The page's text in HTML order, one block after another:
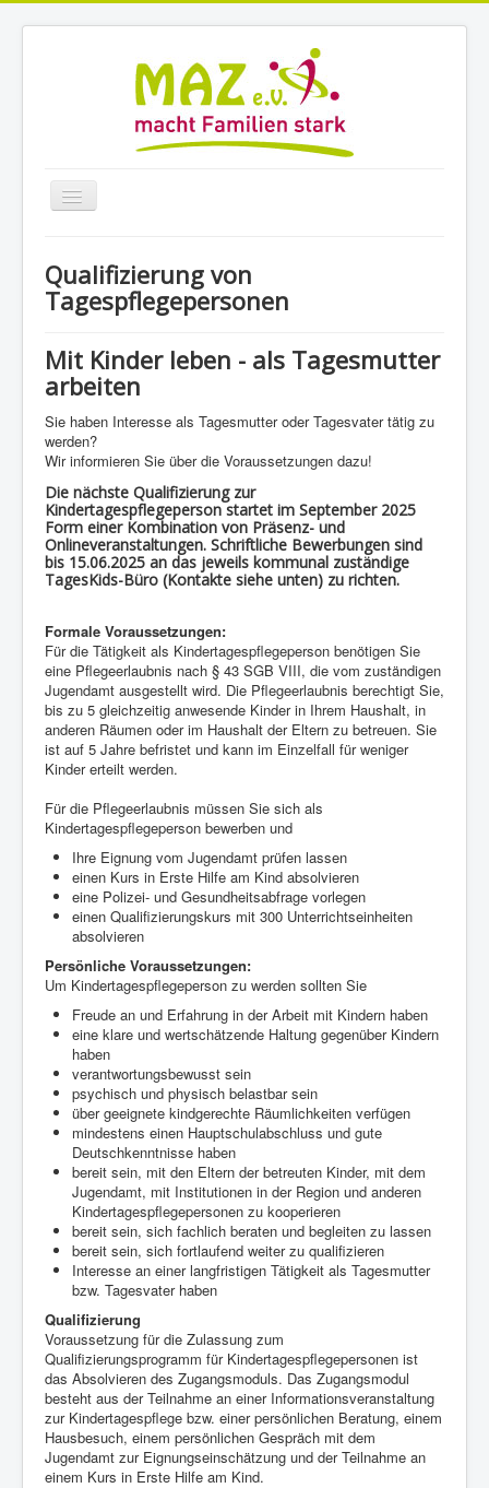
Navigation
an/aus
MiniMAZ
Angebote
Beratung
Veranstaltungen
Stellen
Links & Download
Impressum
Kalender
Offene Treffs
Qualifizierung von
Tagespflegepersonen
Mit Kinder leben - als Tagesmutter
arbeiten
Sie haben Interesse als Tagesmutter oder Tagesvater tätig zu
werden?
Wir informieren Sie über die Voraussetzungen dazu!
Die nächste Qualifizierung zur
Kindertagespflegeperson startet im September 2025
Form einer Kombination von Präsenz- und
Onlineveranstaltungen. Schriftliche Bewerbungen sind
bis 15.06.2025 an das jeweils kommunal zuständige
TagesKids-Büro (Kontakte siehe unten) zu richten.
Formale Voraussetzungen:
Für die Tätigkeit als Kindertagespflegeperson benötigen Sie
eine Pflegeerlaubnis nach § 43 SGB VIII, die vom zuständigen
Jugendamt ausgestellt wird. Die Pflegeerlaubnis berechtigt Sie,
bis zu 5 gleichzeitig anwesende Kinder in Ihrem Haushalt, in
anderen Räumen oder im Haushalt der Eltern zu betreuen. Sie
ist auf 5 Jahre befristet und kann im Einzelfall für weniger
Kinder erteilt werden.
Für die Pflegeerlaubnis müssen Sie sich als
Kindertagespflegeperson bewerben und
Ihre Eignung vom Jugendamt prüfen lassen
einen Kurs in Erste Hilfe am Kind absolvieren
eine Polizei- und Gesundheitsabfrage vorlegen
einen Qualifizierungskurs mit 300 Unterrichtseinheiten
absolvieren
Persönliche Voraussetzungen:
Um Kindertagespflegeperson zu werden sollten Sie
Freude an und Erfahrung in der Arbeit mit Kindern haben
eine klare und wertschätzende Haltung gegenüber Kindern
haben
verantwortungsbewusst sein
psychisch und physisch belastbar sein
über geeignete kindgerechte Räumlichkeiten verfügen
mindestens einen Hauptschulabschluss und gute
Deutschkenntnisse haben
bereit sein, mit den Eltern der betreuten Kinder, mit dem
Jugendamt, mit Institutionen in der Region und anderen
Kindertagespflegepersonen zu kooperieren
bereit sein, sich fachlich beraten und begleiten zu lassen
bereit sein, sich fortlaufend weiter zu qualifizieren
Interesse an einer langfristigen Tätigkeit als Tagesmutter
bzw. Tagesvater haben
Qualifizierung
Voraussetzung für die Zulassung zum
Qualifizierungsprogramm für Kindertagespflegepersonen ist
das Absolvieren des Zugangsmoduls. Das Zugangsmodul
besteht aus der Teilnahme an einer Informationsveranstaltung
zur Kindertagespflege bzw. einer persönlichen Beratung, einem
Hausbesuch, einem persönlichen Gespräch mit dem
Jugendamt zur Eignungseinschätzung und der Teilnahme an
einem Kurs in Erste Hilfe am Kind.